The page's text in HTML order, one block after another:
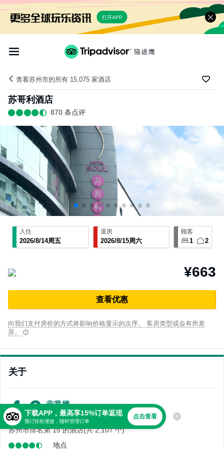
打开APP
查看苏州市的所有 15,075 家酒店
苏哥利酒店
870 条点评
¥663
查⁠看优⁠惠
向我们支付房价的方式将影响价格显示的次序。 客房类型或会有所差
异。
入住
2026/8/14周五
退房
2026/8/15周六
顾客
1 2
关于
4.6 非常棒
870 条点评
苏州市排名第 15 的酒店(共 2,107 个)
地点
下载APP，最高享15%订单返现
预订轻松便捷，随时管理订单
点击查看